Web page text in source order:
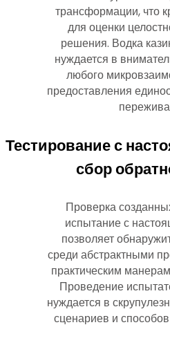
трансформации, что
для оценки
решения. Водка
нуждается в
любого
предоставления
Тестирование с
сбор
Проверка
испытание с
позволяет
среди абстрактными
практическим
Проведение
нуждается в
сценариев и